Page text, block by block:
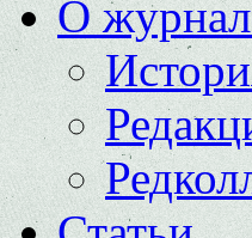
О